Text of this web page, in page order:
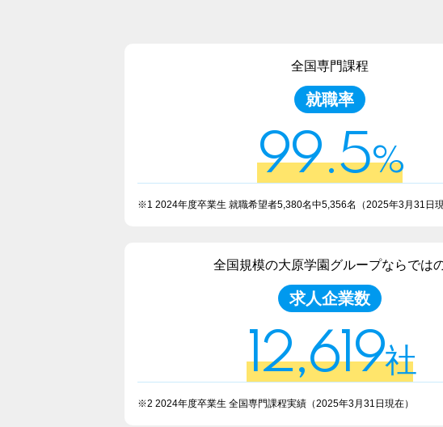
全国専門課程
就職率
99.5%
※1 2024年度卒業生 就職希望者5,380名中5,356名 （2025年3月31日現
全国規模の大原学園グループならでは
求人企業数
12,619社
※2 2024年度卒業生 全国専門課程実績 （2025年3月31日現在）